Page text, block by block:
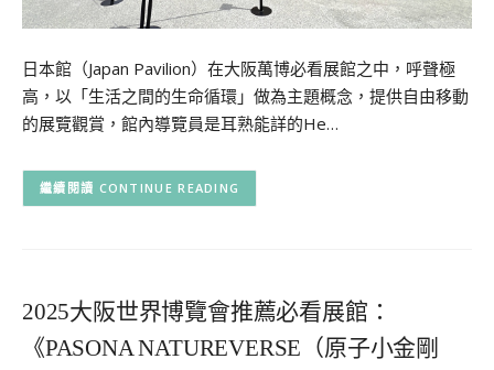
日本館（Japan Pavilion）在大阪萬博必看展館之中，呼聲極
高，以「生活之間的生命循環」做為主題概念，提供自由移動
的展覽觀賞，館內導覽員是耳熟能詳的He…
CONTINUE READING
2025大阪世界博覽會推薦必看展館：
《PASONA NATUREVERSE（原子小金剛